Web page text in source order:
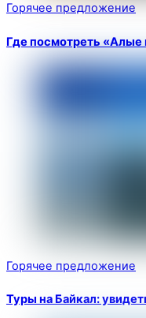
Горячее предложение
Где посмотреть «Алые
Горячее предложение
Туры на Байкал: